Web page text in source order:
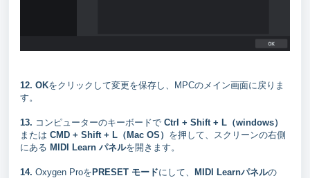
12. OKをクリックして変更を保存し、MPCのメイン画面に戻りま
す。
13. コンピューターのキーボードで Ctrl + Shift + L（windows）
または CMD + Shift + L（Mac OS） を押して、スクリーンの右側
にある MIDI Learn パネルを開きます。
14. Oxygen ProをPRESET モードにして、 MIDI Learnパネルの